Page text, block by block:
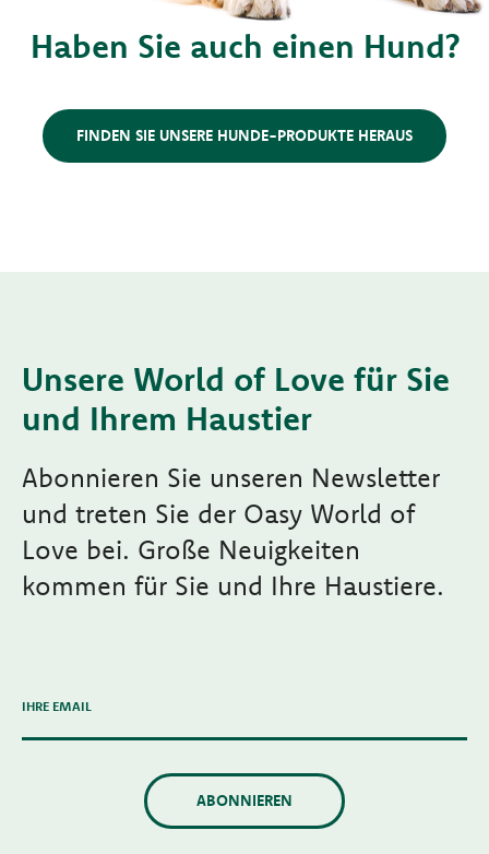
Haben Sie auch einen Hund?
FINDEN SIE UNSERE HUNDE-PRODUKTE HERAUS
Unsere World of Love für Sie
und Ihrem Haustier
Abonnieren Sie unseren Newsletter
und treten Sie der Oasy World of
Love bei. Große Neuigkeiten
kommen für Sie und Ihre Haustiere.
IHRE EMAIL
ABONNIEREN